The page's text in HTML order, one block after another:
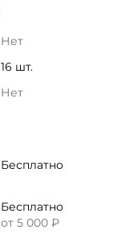
Нет
16 шт.
Нет
Бесплатно
Бесплатно
от 5 000 ₽